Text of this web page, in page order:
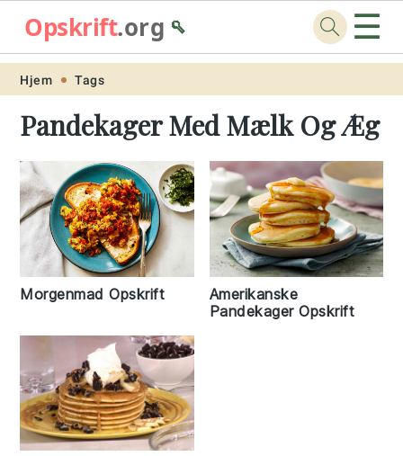
Skip
primary
navigation
Skip
main
content
Skip
primary
sidebar
Skip
footer
Opskrift.org🥄 ☰
Hjem Tags
Pandekager Med Mælk Og Æg
Morgenmad Opskrift
Amerikanske
Pandekager Opskrift